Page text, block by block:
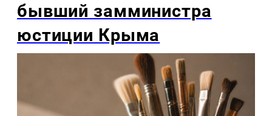
бывший замминистра
юстиции Крыма